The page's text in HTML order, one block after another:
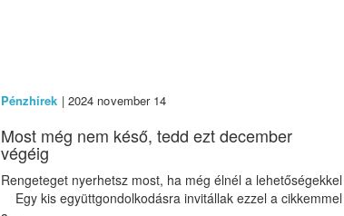
Pénzhírek | 2024 november 14
Most még nem késő, tedd ezt december
végéig
Rengeteget nyerhetsz most, ha még élnél a lehetőségekkel
Egy kis együttgondolkodásra invitállak ezzel a cikkemmel